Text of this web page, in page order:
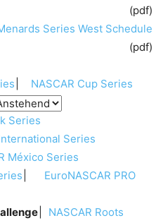
(pdf)
Series West Schedule
(pdf)
NASCAR Cup Series
Series
Series
México Series
EuroNASCAR PRO
NASCAR Roots